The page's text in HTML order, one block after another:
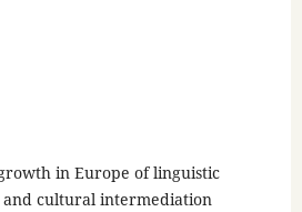
in Europe of linguistic
cultural intermediation